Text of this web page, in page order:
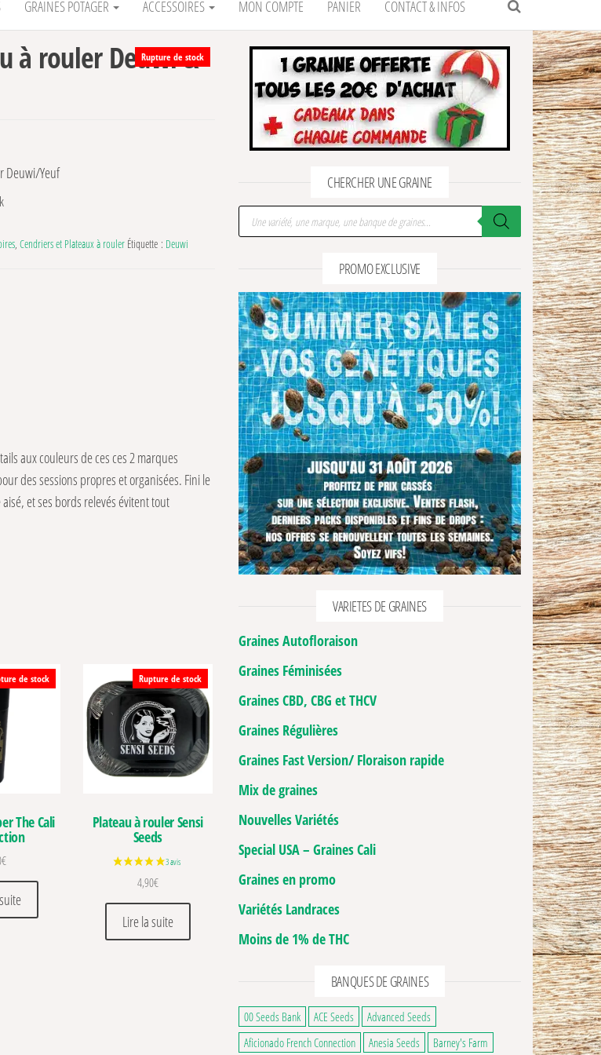
GRAINES POTAGER ACCESSOIRES MON COMPTE PANIER CONTACT & INFOS
à rouler Deuwi &
Rupture de stock
Deuwi/Yeuf
, Cendriers et Plateaux à rouler Étiquette : Deuwi
aux couleurs de ces ces 2 marques
des sessions propres et organisées. Fini le
et ses bords relevés évitent tout
Les options peuvent être choisies sur la page du produit
de stock
The Cali
€
Rupture de stock
Plateau à rouler Sensi
Seeds
4,90€
Lire la suite
CHERCHER UNE GRAINE
Recherche de produits
PROMO EXCLUSIVE
VARIETES DE GRAINES
Graines Autofloraison
Graines Féminisées
Graines CBD, CBG et THCV
Graines Régulières
Graines Fast Version/ Floraison rapide
Mix de graines
Nouvelles Variétés
Special USA – Graines Cali
Graines en promo
Variétés Landraces
Moins de 1% de THC
BANQUES DE GRAINES
00 Seeds Bank ACE Seeds
Advanced Seeds
Aficionado French Connection
Anesia Seeds
Barney's Farm